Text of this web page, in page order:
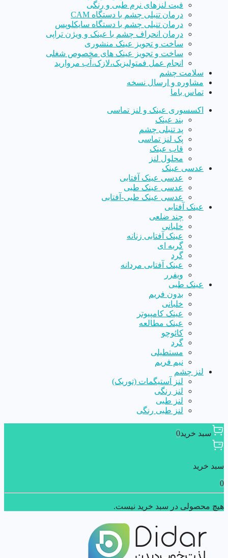
فیت لنزهای نرم طبی و رنگی
درمان تنبلی چشم با دستگاه CAM
درمان تنبلی چشم با دستگاه سایکلوپس
درمان انحراف چشم با عینک و ویژن تراپی
ساخت و تجویز عینک منشوری
ساخت و تجویز عینک های مخصوص شغلی
انجام عمل فمتولیزیک،لازک،آب مروارید
سلامت چشم
مشاوره و ارسال نسخه
تماس باما
اکسسوری عینک و لنز تماسی
بند عینک
پد تنبلی چشم
پک لنز تماسی
قاب عینک
محلول لنز
عدسی عینک
عدسی عینک آفتابی
عدسی عینک طبی
عدسی عینک طبی-آفتابی
عینک آفتابی
چند ضلعی
خلبانی
عینک آفتابی زنانه
گربه ای
گرد
عینک آفتابی مردانه
ویفرر
عینک طبی
بدون فریم
خلبانی
عینک کامپیوتر
عینک مطالعه
کائوچو
گرد
مستطیلی
نیم فریم
لنز چشم
لنز آستیگمات (توریک)
لنز رنگی
لنز طبی
لنز طبی رنگی
سبد خرید0
سبد خرید
0
هیچ محصولی در سبد خرید نیست.